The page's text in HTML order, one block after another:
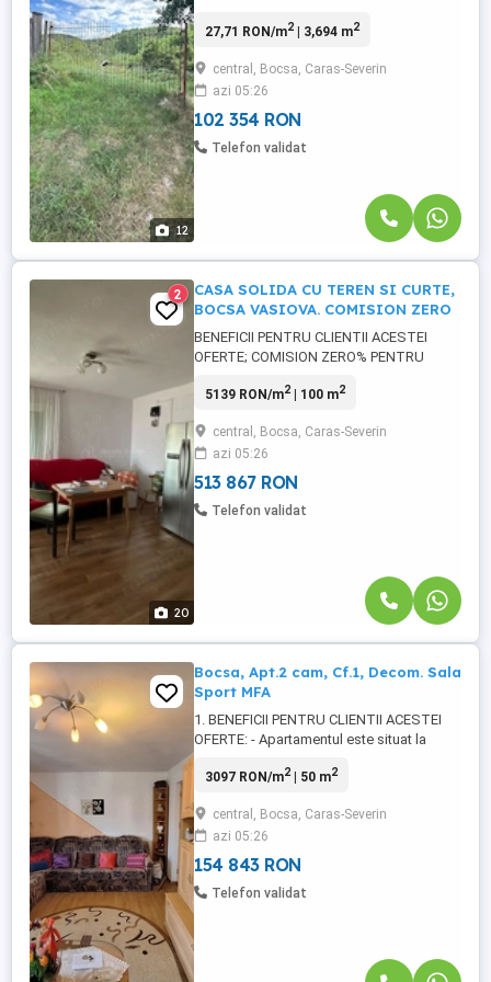
12
ActivImob Resita si Bocsa va pune la
INTRAVILAN. Un colt de Rai, intr-o zona
mirifica, cu o vedere superba a muntilor
Dognecei, pe o portiune de cca 20 ml
27,71 RON/m2| 3,694 m2
central, Bocsa, Caras-Severin
azi 05:26
102 354 RON
Telefon validat
20
2
CASA SOLIDA CU TEREN SI CURTE,
BOCSA VASIOVA. COMISION ZERO
BENEFICII PENTRU CLIENTII ACESTEI
OFERTE; COMISION ZERO% PENTRU
VASIOVA, Casa individuala,
rosie, cu living, 3 dormitoare, bucatarie si
baie, holuri +Pivnita - cu suprafata
construita de cca 125 mp, perfecta pentru
5139 RON/m2| 100 m2
central, Bocsa, Caras-Severin
azi 05:26
513 867 RON
Telefon validat
Bocsa, Apt.2 cam, Cf.1, Decom. Sala
Sport MFA
1. BENEFICII PENTRU CLIENTII ACESTEI
OFERTE: - Apartamentul este situat la
P+4 etj., confort 1, decomandat, compus
(sufragerie si un dormitor), 2 balcoane
generoase inchise in termopan, 1
bucatarie generoasa, mobilata ...
3097 RON/m2| 50 m2
central, Bocsa, Caras-Severin
azi 05:26
154 843 RON
Telefon validat